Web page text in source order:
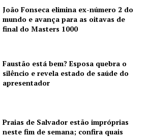
João Fonseca elimina ex-número 2 do
mundo e avança para as oitavas de
final do Masters 1000
Faustão está bem? Esposa quebra o
silêncio e revela estado de saúde do
apresentador
Praias de Salvador estão impróprias
neste fim de semana; confira quais